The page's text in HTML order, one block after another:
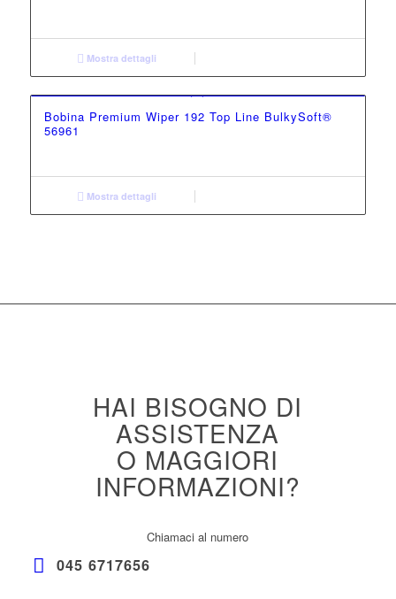
Mostra dettagli
Bobina Premium Wiper 192 Top Line BulkySoft®
56961
Mostra dettagli
HAI BISOGNO DI
ASSISTENZA
O MAGGIORI
INFORMAZIONI?
Chiamaci al numero
045 6717656